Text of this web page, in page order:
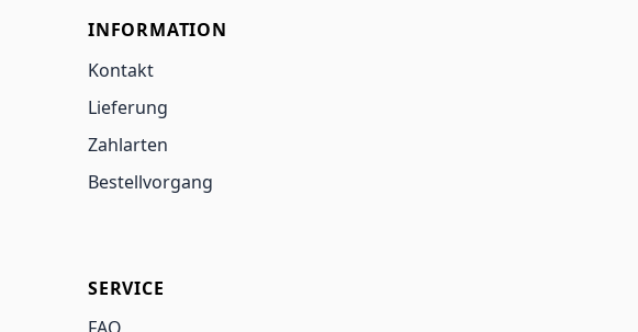
INFORMATION
Kontakt
Lieferung
Zahlarten
Bestellvorgang
SERVICE